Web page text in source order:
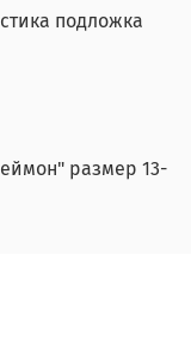
подложка
размер 13-